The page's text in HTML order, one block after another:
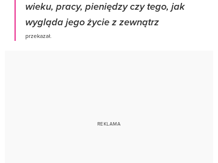
wieku, pracy, pieniędzy czy tego, jak
wygląda jego życie z zewnątrz
przekazał.